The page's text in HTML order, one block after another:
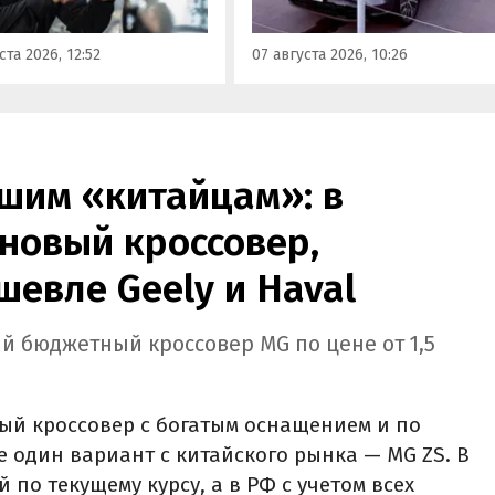
модели Li и BYD,
в эфире радио РБК
федерального
2026, 12:52
заказать в двух версиях: Max
5 915 000 рублей и Ultra за 6
000 рублей без учета
07 августа 2026, 10:26
«китайцам»: в
кроссовер,
Geely и Haval
кроссовер MG по цене от 1,5
кроссовер с богатым оснащением и по
один вариант с китайского рынка — MG ZS. В
по текущему курсу, а в РФ с учетом всех